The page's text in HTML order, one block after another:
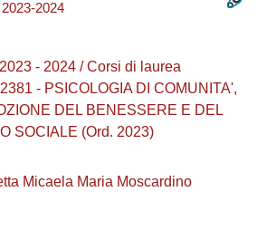
2024
- 2024 / Corsi di laurea
- PSICOLOGIA DI COMUNITA',
DEL BENESSERE E DEL
SOCIALE (Ord. 2023)
Micaela Maria Moscardino